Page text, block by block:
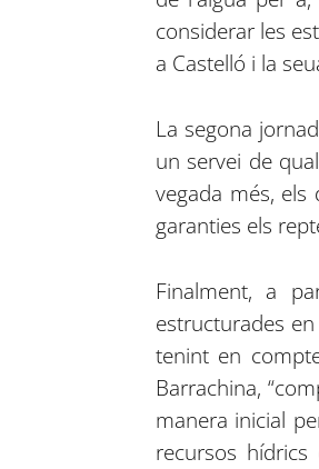
considerar les
a Castelló i la
La segona
un servei de
vegada més,
garanties els
Finalment, a
estructurades
tenint en
Barrachina,
manera inicial
recursos